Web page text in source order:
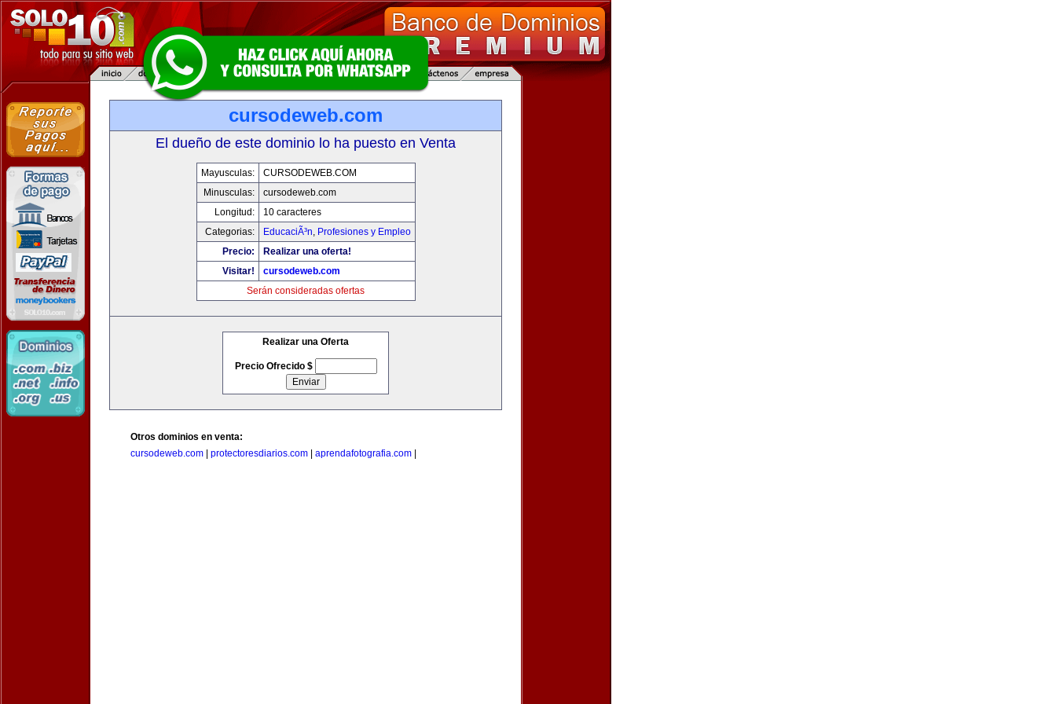
cursodeweb.com
El dueño de este dominio lo ha puesto en Venta
Mayusculas:
CURSODEWEB.COM
Minusculas:
cursodeweb.com
Longitud:
10 caracteres
Categorias:
EducaciÃ³n, Profesiones y Empleo
Precio:
Realizar una oferta!
Visitar!
cursodeweb.com
Serán consideradas ofertas
Realizar una Oferta
Precio Ofrecido $
Otros dominios en venta:
cursodeweb.com
protectoresdiarios.com aprendafotografia.com